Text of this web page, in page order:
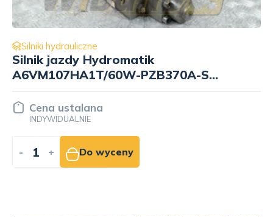
Silniki hydrauliczne
Silnik hydrauliczny Voac T12-060-
MT-CV-C-000-A-060/032 3796601
Cena ustalana
INDYWIDUALNIE
- + Do wyceny